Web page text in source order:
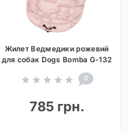
Жилет Ведмедики рожевий
для собак Dogs Bomba G-132
0
785 грн.